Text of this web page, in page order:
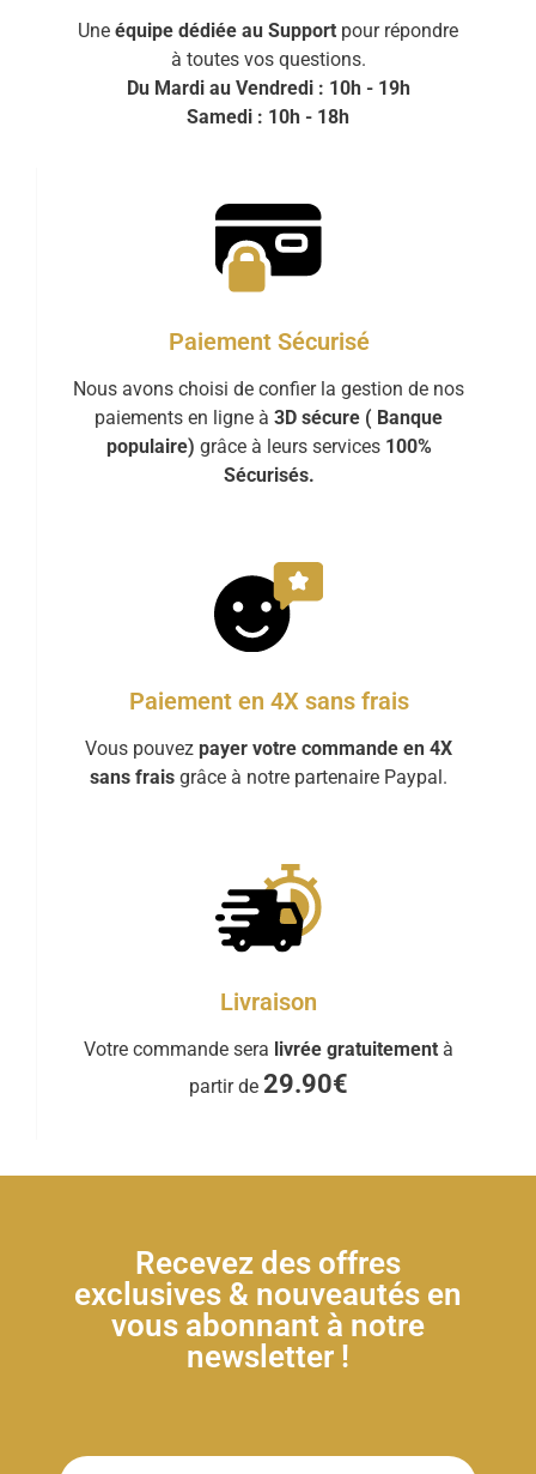
Une équipe dédiée au Support pour répondre
à toutes vos questions.
Du Mardi au Vendredi : 10h - 19h
Samedi : 10h - 18h
Paiement Sécurisé
Nous avons choisi de confier la gestion de nos
paiements en ligne à 3D sécure ( Banque
populaire) grâce à leurs services 100%
Sécurisés.
Paiement en 4X sans frais
Vous pouvez payer votre commande en 4X
sans frais grâce à notre partenaire Paypal.
Livraison
Votre commande sera livrée gratuitement à
partir de 29.90€
Recevez des offres
exclusives & nouveautés en
vous abonnant à notre
newsletter !